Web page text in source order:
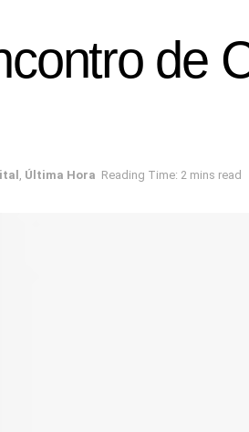
de
, Última Hora Reading Time: 2 mins read